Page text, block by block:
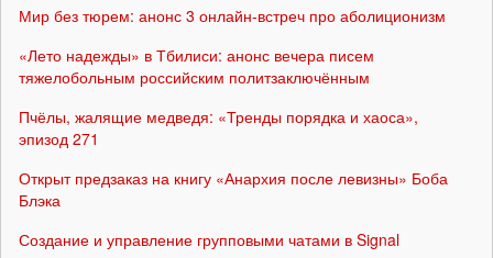
Мир без тюрем: анонс 3 онлайн-встреч про аболиционизм
«Лето надежды» в Тбилиси: анонс вечера писем
тяжелобольным российским политзаключённым
Пчёлы, жалящие медведя: «Тренды порядка и хаоса»,
эпизод 271
Открыт предзаказ на книгу «Анархия после левизны» Боба
Блэка
Создание и управление групповыми чатами в Signal